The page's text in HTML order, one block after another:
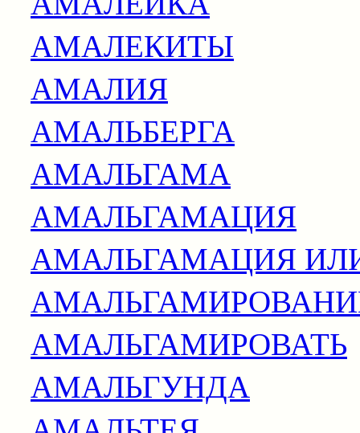
АМАЛЕКИТЫ
АМАЛИЯ
АМАЛЬБЕРГА
АМАЛЬГАМА
АМАЛЬГАМАЦИЯ
АМАЛЬГАМАЦИЯ
АМАЛЬГАМИРОВАТЬ
АМАЛЬГУНДА